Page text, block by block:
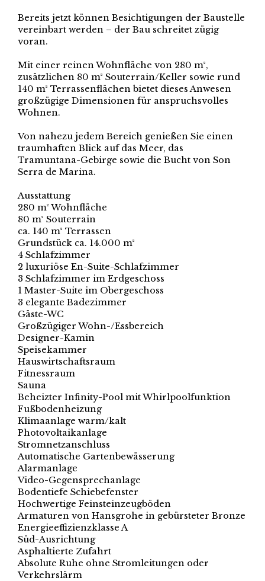
Bereits jetzt können Besichtigungen der Baustelle
vereinbart werden – der Bau schreitet zügig
voran.
Mit einer reinen Wohnfläche von 280 m²,
zusätzlichen 80 m² Souterrain/Keller sowie rund
140 m² Terrassenflächen bietet dieses Anwesen
großzügige Dimensionen für anspruchsvolles
Wohnen.
Von nahezu jedem Bereich genießen Sie einen
traumhaften Blick auf das Meer, das
Tramuntana-Gebirge sowie die Bucht von Son
Serra de Marina.
Ausstattung
280 m² Wohnfläche
80 m² Souterrain
ca. 140 m² Terrassen
Grundstück ca. 14.000 m²
4 Schlafzimmer
2 luxuriöse En-Suite-Schlafzimmer
3 Schlafzimmer im Erdgeschoss
1 Master-Suite im Obergeschoss
3 elegante Badezimmer
Gäste-WC
Großzügiger Wohn-/Essbereich
Designer-Kamin
Speisekammer
Hauswirtschaftsraum
Fitnessraum
Sauna
Beheizter Infinity-Pool mit Whirlpoolfunktion
Fußbodenheizung
Klimaanlage warm/kalt
Photovoltaikanlage
Stromnetzanschluss
Automatische Gartenbewässerung
Alarmanlage
Video-Gegensprechanlage
Bodentiefe Schiebefenster
Hochwertige Feinsteinzeugböden
Armaturen von Hansgrohe in gebürsteter Bronze
Energieeffizienzklasse A
Süd-Ausrichtung
Asphaltierte Zufahrt
Absolute Ruhe ohne Stromleitungen oder
Verkehrslärm